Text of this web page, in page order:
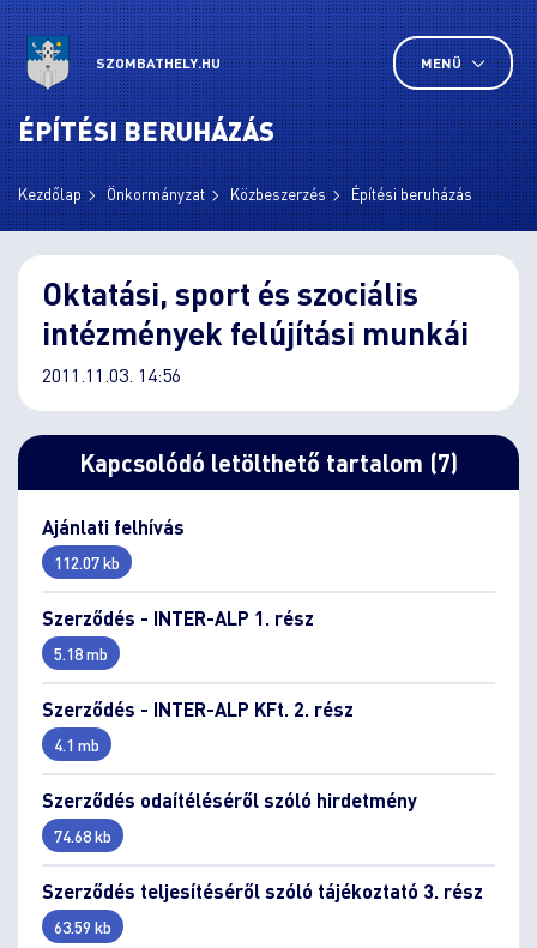
SZOMBATHELY.HU MENÜ
ÉPÍTÉSI BERUHÁZÁS
Kezdőlap Önkormányzat Közbeszerzés Építési beruházás
Oktatási, sport és szociális
intézmények felújítási munkái
2011.11.03. 14:56
Kapcsolódó letölthető tartalom (7)
Ajánlati felhívás
112.07 kb
Szerződés - INTER-ALP 1. rész
5.18 mb
Szerződés - INTER-ALP KFt. 2. rész
4.1 mb
Szerződés odaítéléséről szóló hirdetmény
74.68 kb
Szerződés teljesítéséről szóló tájékoztató 3. rész
63.59 kb